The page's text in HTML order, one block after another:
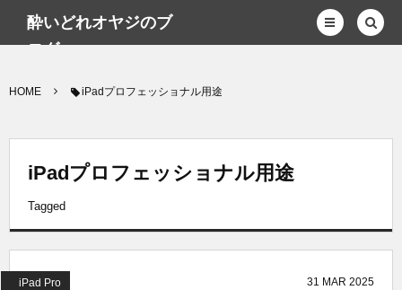
酔いどれオヤジのブ
ログwp
HOME iPadプロフェッショナル用途
iPadプロフェッショナル用途
Tagged
iPad Pro 31 MAR 2025